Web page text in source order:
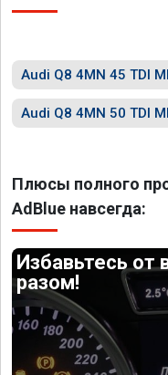
Audi Q8 4MN 45 TDI
Audi Q8 4MN 50 TDI
Плюсы полного
AdBlue навсегда:
Избавьтесь от
разом!